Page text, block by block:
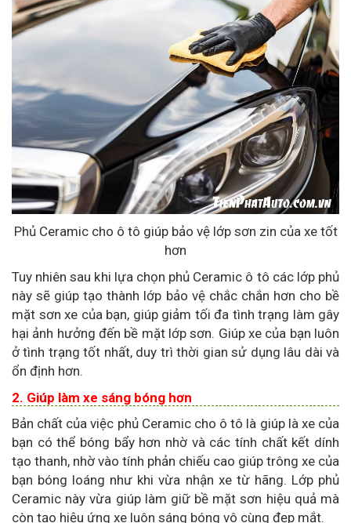
Phủ Ceramic cho ô tô giúp bảo vệ lớp sơn zin của xe tốt
hơn
Tuy nhiên sau khi lựa chọn phủ Ceramic ô tô các lớp phủ
này sẽ giúp tạo thành lớp bảo vệ chắc chắn hơn cho bề
mặt sơn xe của bạn, giúp giảm tối đa tình trạng làm gây
hại ảnh hưởng đến bề mặt lớp sơn. Giúp xe của bạn luôn
ở tình trạng tốt nhất, duy trì thời gian sử dụng lâu dài và
ổn định hơn.
2. Giúp làm xe sáng bóng hơn
Bản chất của việc phủ Ceramic cho ô tô là giúp là xe của
bạn có thể bóng bẩy hơn nhờ và các tính chất kết dính
tạo thanh, nhờ vào tính phản chiếu cao giúp trông xe của
bạn bóng loáng như khi vừa nhận xe từ hãng. Lớp phủ
Ceramic này vừa giúp làm giữ bề mặt sơn hiệu quả mà
còn tạo hiệu ứng xe luôn sáng bóng vô cùng đẹp mắt.